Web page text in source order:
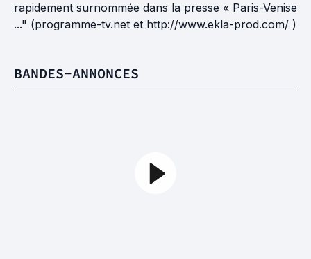
rapidement surnommée dans la presse « Paris-Venise
..." (programme-tv.net et http://www.ekla-prod.com/ )
BANDES-ANNONCES